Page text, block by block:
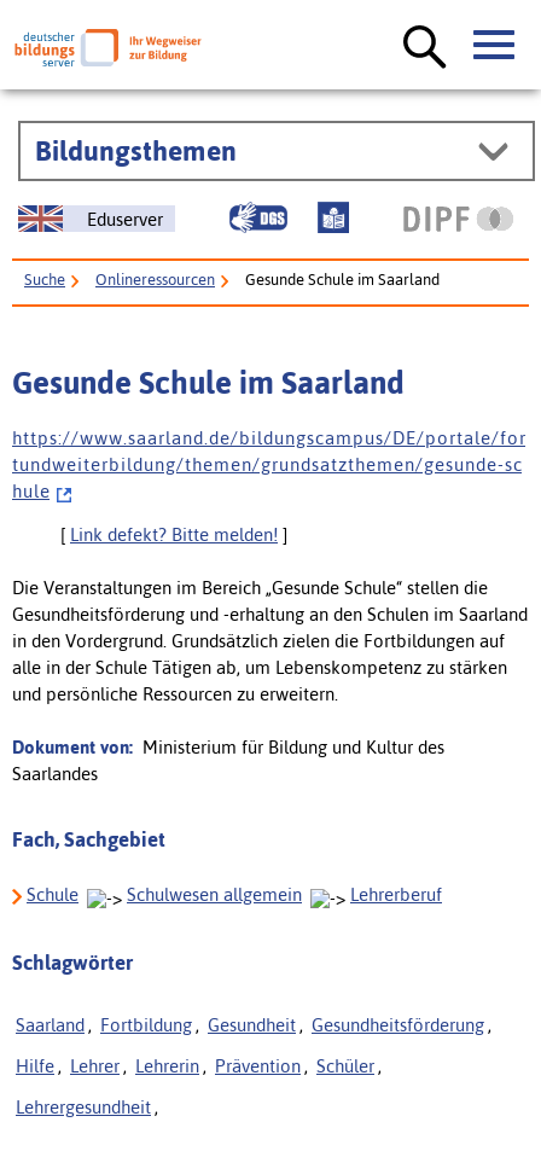
Bildungsthemen
Eduserver
Suche Onlineressourcen Gesunde Schule im Saarland
Gesunde Schule im Saarland
h t t p s : / / w w w . s a a r l a n d . d e / b i l d u n g s c a m p u s / D E / p o r t a l e / f o r
t u n d w e i t e r b i l d u n g / t h e m e n / g r u n d s a t z t h e m e n / g e s u n d e - s c
h u l e
[ Link defekt? Bitte melden! ]
Die Veranstaltungen im Bereich „Gesunde Schule“ stellen die
Gesundheitsförderung und -erhaltung an den Schulen im Saarland
in den Vordergrund. Grundsätzlich zielen die Fortbildungen auf
alle in der Schule Tätigen ab, um Lebenskompetenz zu stärken
und persönliche Ressourcen zu erweitern.
Dokument von: Ministerium für Bildung und Kultur des
Saarlandes
Fach, Sachgebiet
Schule Schulwesen allgemein Lehrerberuf
Schlagwörter
Saarland , Fortbildung , Gesundheit , Gesundheitsförderung ,
Hilfe , Lehrer , Lehrerin , Prävention , Schüler ,
Lehrergesundheit ,